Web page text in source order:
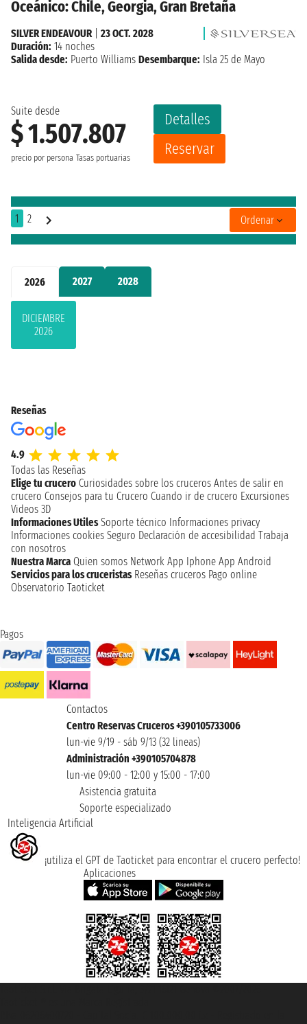
2026 2027 2028
DICIEMBRE
2026
Oceánico: Chile, Georgia, Gran Bretaña
Suite desde
$ 1.507.807
precio por persona Tasas portuarias
Detalles
Reservar
SILVER ENDEAVOUR
23 OCT. 2028
Duración: 14 noches
Salida desde: Puerto Williams Desembarque: Isla 25 de Mayo
1 2 Ordenar
Reseñas
4.9
Todas las Reseñas
Elige tu crucero Curiosidades sobre los cruceros Antes de salir en
crucero Consejos para tu Crucero Cuando ir de crucero Excursiones
Videos 3D
Informaciones Utiles Soporte técnico Informaciones privacy
Informaciones cookies Seguro Declaración de accesibilidad Trabaja
con nosotros
Nuestra Marca Quien somos Network App Iphone App Android
Servicios para los cruceristas Reseñas cruceros Pago online
Observatorio Taoticket
Pagos
Contactos
Centro Reservas Cruceros +390105733006
lun-vie 9/19 - sáb 9/13 (32 lineas)
Administración +390105704878
lun-vie 09:00 - 12:00 y 15:00 - 17:00
Asistencia gratuita
Soporte especializado
Inteligencia Artificial
¡utiliza el GPT de Taoticket para encontrar el crucero perfecto!
Aplicaciones